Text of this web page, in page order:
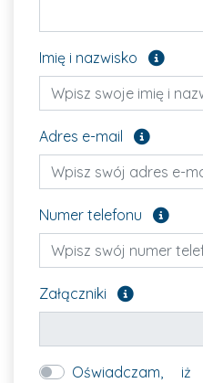
Imię i nazwisko Pole
Adres e-mail Pole
Numer telefonu Pole
Załączniki Załącz
Oświadczam,